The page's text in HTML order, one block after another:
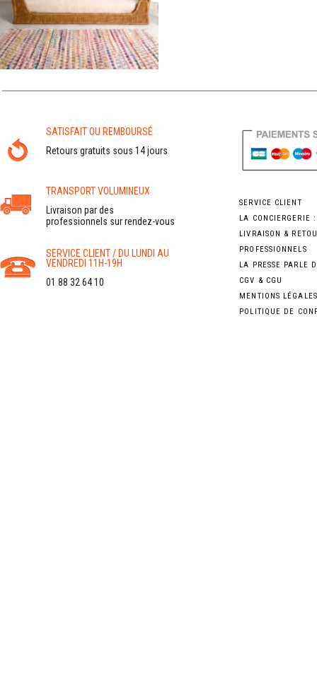
SATISFAIT OU REMBOURSÉ
Retours gratuits sous 14 jours
TRANSPORT VOLUMINEUX
Livraison par des
professionnels sur rendez-vous
SERVICE CLIENT / DU LUNDI AU
VENDREDI 11H-19H
01 88 32 64 10
SERVICE CLIENT
LA CONCIERGERIE
LIVRAISON &
PROFESSIONNELS
LA PRESSE PARLE
CGV & CGU
MENTIONS LÉGALES
POLITIQUE DE